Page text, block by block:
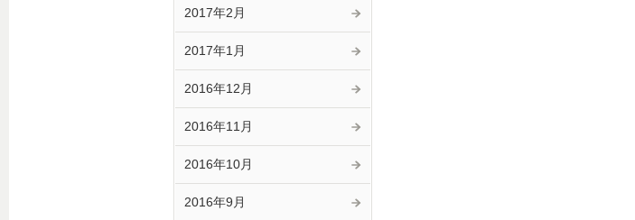
2017年2月
2017年1月
2016年12月
2016年11月
2016年10月
2016年9月